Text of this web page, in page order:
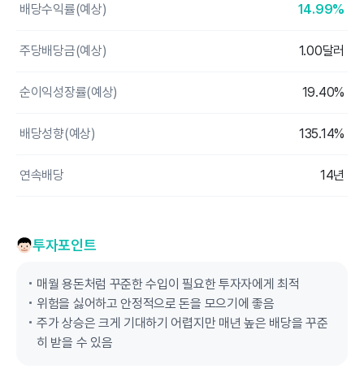
배당수익률(예상) 14.99%
주당배당금(예상) 1.00달러
순이익성장률(예상) 19.40%
배당성향(예상) 135.14%
연속배당 14년
투자포인트
매월 용돈처럼 꾸준한 수입이 필요한 투자자에게 최적
위험을 싫어하고 안정적으로 돈을 모으기에 좋음
주가 상승은 크게 기대하기 어렵지만 매년 높은 배당을 꾸준
히 받을 수 있음